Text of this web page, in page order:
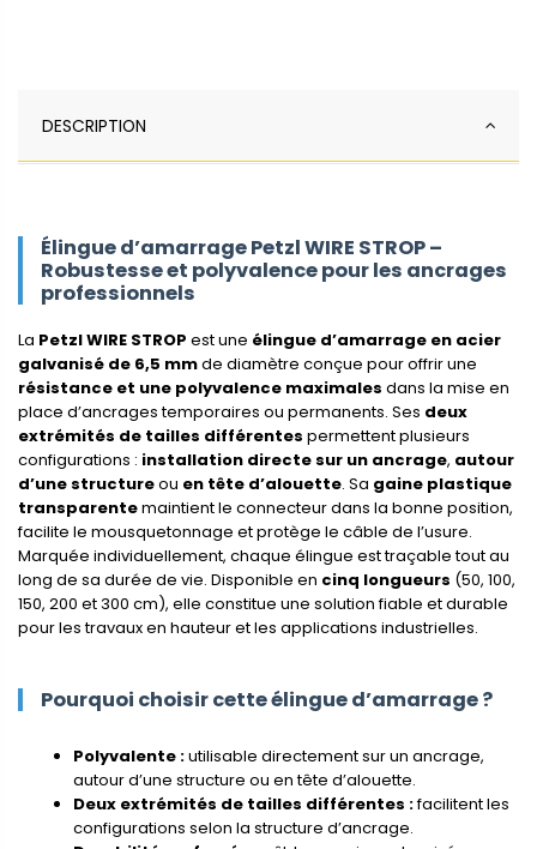
DESCRIPTION
Élingue d’amarrage Petzl WIRE STROP –
Robustesse et polyvalence pour les ancrages
professionnels
La Petzl WIRE STROP est une élingue d’amarrage en acier
galvanisé de 6,5 mmde diamètre conçue pour offrir une
résistance et une polyvalence maximales dans la mise en
place d’ancrages temporaires ou permanents. Ses deux
extrémités de tailles différentes permettent plusieurs
configurations : installation directe sur un ancrage, autour
d’une structureou en tête d’alouette. Sa gaine plastique
transparentemaintient le connecteur dans la bonne position,
facilite le mousquetonnage et protège le câble de l’usure.
Marquée individuellement, chaque élingue est traçable tout au
long de sa durée de vie. Disponible en cinq longueurs (50, 100,
150, 200 et 300 cm), elle constitue une solution fiable et durable
pour les travaux en hauteur et les applications industrielles.
Pourquoi choisir cette élingue d’amarrage ?
Polyvalente :utilisable directement sur un ancrage,
autour d’une structure ou en tête d’alouette.
Deux extrémités de tailles différentes :facilitent les
configurations selon la structure d’ancrage.